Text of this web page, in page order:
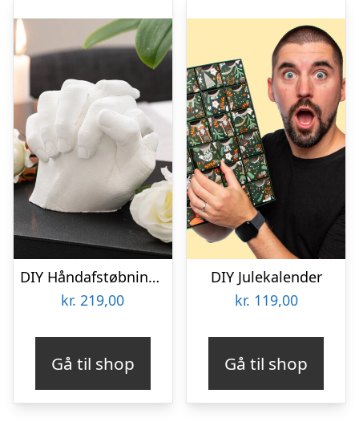
DIY Håndafstøbningskit – Spralla
kr. 219,00
Gå til shop
DIY Julekalender
kr. 119,00
Gå til shop